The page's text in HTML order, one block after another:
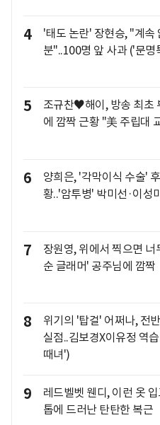
4
'태도 논란' 장현승, "계속
분"..100명 앞 사과 ('문명
5
조규찬♥해이, 방송 최초
에 깜짝 근황 "美 주립대
6
양희은, '각막이식 수술'
황..'암투병' 박미선·이성
7
장원영, 위에서 찍으면
순 글래머' 공주님에 깜짝
8
위기의 '탑걸' 어쩌나, 전
실점..김보경X이유정 역
때녀')
9
레드벨벳 웬디, 이런 옷
톱에 드러난 탄탄한 복근